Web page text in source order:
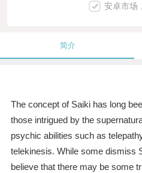
安卓市场
简介
The concept of Saiki has long
those intrigued by the
psychic abilities such as
telekinesis. While some dismiss
believe that there may be some